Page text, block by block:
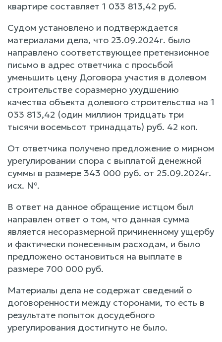
квартире составляет 1 033 813,42 руб.
Судом установлено и подтверждается
материалами дела, что 23.09.2024г. было
направлено соответствующее претензионное
письмо в адрес ответчика с просьбой
уменьшить цену Договора участия в долевом
строительстве соразмерно ухудшению
качества объекта долевого строительства на 1
033 813,42 (один миллион тридцать три
тысячи восемьсот тринадцать) руб. 42 коп.
От ответчика получено предложение о мирном
урегулировании спора с выплатой денежной
суммы в размере 343 000 руб. от 25.09.2024г.
исх. №.
В ответ на данное обращение истцом был
направлен ответ о том, что данная сумма
является несоразмерной причиненному ущербу
и фактически понесенным расходам, и было
предложено остановиться на выплате в
размере 700 000 руб.
Материалы дела не содержат сведений о
договоренности между сторонами, то есть в
результате попыток досудебного
урегулирования достигнуто не было.